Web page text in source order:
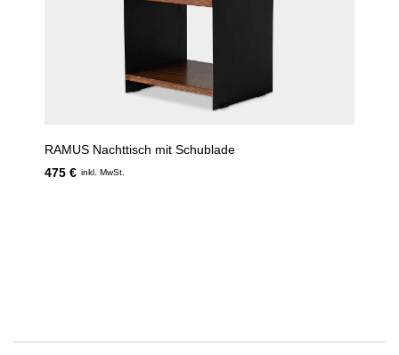
RAMUS Nachttisch mit Schublade
475 € inkl. MwSt.